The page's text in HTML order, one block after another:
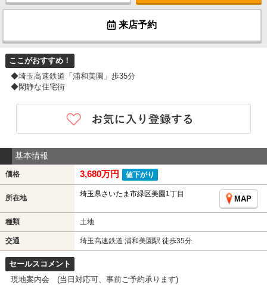
来店予約
ここがおすすめ！
◆埼玉高速鉄道「浦和美園」歩35分
◆閑静な住宅街
基本情報
価格 3,680万円 値下がり
所在地 埼玉県さいたま市緑区美園1丁目
MAP
種類 土地
交通 埼玉高速鉄道 浦和美園駅 徒歩35分
セールスコメント
現地案内会 (当日対応可、事前ご予約承ります)